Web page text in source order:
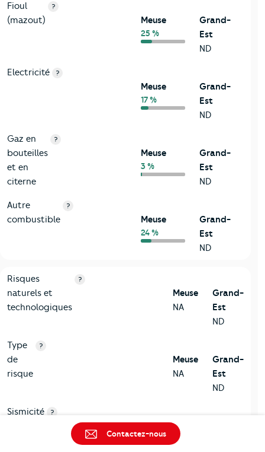
Fioul
(mazout)
?
Meuse
25 %
Grand-
Est
ND
Electricité ?
Meuse
17 %
Grand-
Est
ND
Gaz en
bouteilles
et en
citerne
?
Meuse
3 %
Grand-
Est
ND
Autre
combustible
?
Meuse
24 %
Grand-
Est
ND
9-Diagnostic risques
Critères Meuse
Risques
naturels et
technologiques
?
Meuse
NA
Grand-
Est
ND
Type
de
risque
?
Meuse
NA
Grand-
Est
ND
Sismicité ?
Meuse
NA
Contactez-nous